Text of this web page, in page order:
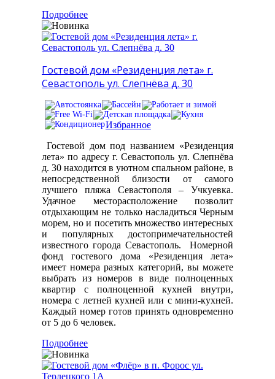
Подробнее
Гостевой дом «Резиденция лета» г.
Севастополь ул. Слепнёва д. 30
Избранное
Гостевой дом под названием «Резиденция
лета» по адресу г. Севастополь ул. Слепнёва
д. 30 находится в уютном спальном районе, в
непосредственной близости от самого
лучшего пляжа Севастополя – Учкуевка.
Удачное месторасположение позволит
отдыхающим не только насладиться Черным
морем, но и посетить множество интересных
и популярных достопримечательностей
известного города Севастополь. Номерной
фонд гостевого дома «Резиденция лета»
имеет номера разных категорий, вы можете
выбрать из номеров в виде полноценных
квартир с полноценной кухней внутри,
номера с летней кухней или с мини-кухней.
Каждый номер готов принять одновременно
от 5 до 6 человек.
Подробнее